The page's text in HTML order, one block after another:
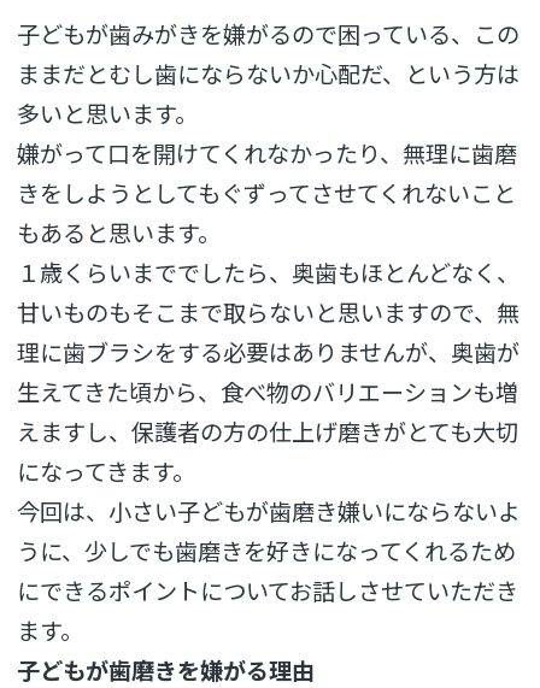
子どもが歯みがきを嫌がるので困っている、この
ままだとむし歯にならないか心配だ、という方は
多いと思います。
嫌がって口を開けてくれなかったり、無理に歯磨
きをしようとしてもぐずってさせてくれないこと
もあると思います。
１歳くらいまででしたら、奥歯もほとんどなく、
甘いものもそこまで取らないと思いますので、無
理に歯ブラシをする必要はありませんが、奥歯が
生えてきた頃から、食べ物のバリエーションも増
えますし、保護者の方の仕上げ磨きがとても大切
になってきます。
今回は、小さい子どもが歯磨き嫌いにならないよ
うに、少しでも歯磨きを好きになってくれるため
にできるポイントについてお話しさせていただき
ます。
子どもが歯磨きを嫌がる理由